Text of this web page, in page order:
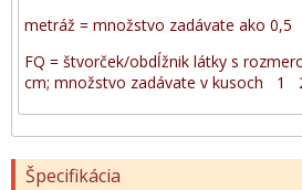
metráž = množstvo zadávate ako
FQ = štvorček/obdĺžnik látky s
cm; množstvo zadávate v kusoch
Špecifikácia